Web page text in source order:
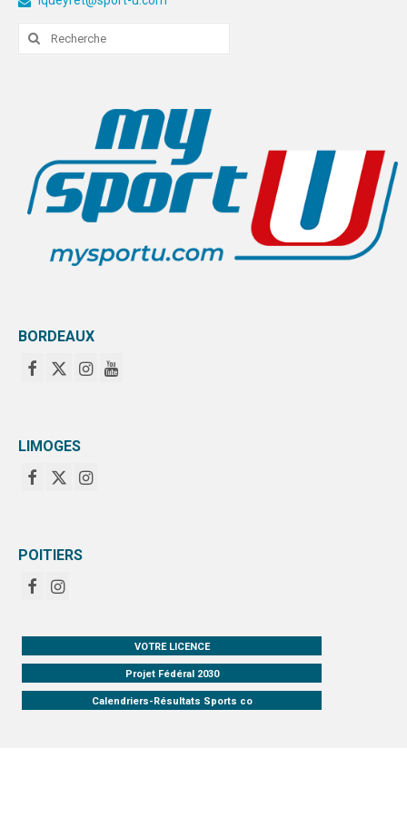
Rechercher
BORDEAUX
LIMOGES
POITIERS
VOTRE LICENCE
Projet Fédéral 2030
Calendriers-Résultats Sports co